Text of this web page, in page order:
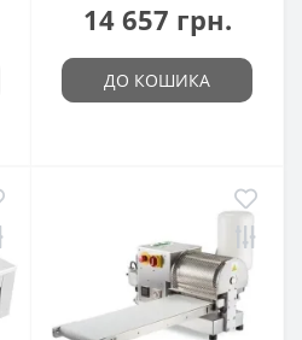
14 657 грн.
ДО КОШИКА